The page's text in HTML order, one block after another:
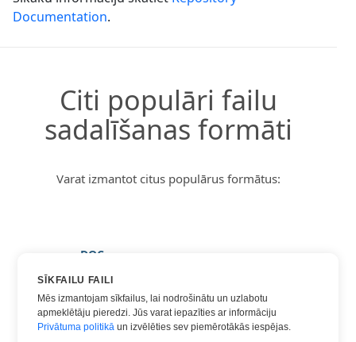
Documentation.
Citi populāri failu
sadalīšanas formāti
Varat izmantot citus populārus formātus:
DOC
DOCX
HTML
PDF
SĪKFAILU FAILI
Mēs izmantojam sīkfailus, lai nodrošinātu un uzlabotu
apmeklētāju pieredzi. Jūs varat iepazīties ar informāciju
Privātuma politikā un izvēlēties sev piemērotākās iespējas.